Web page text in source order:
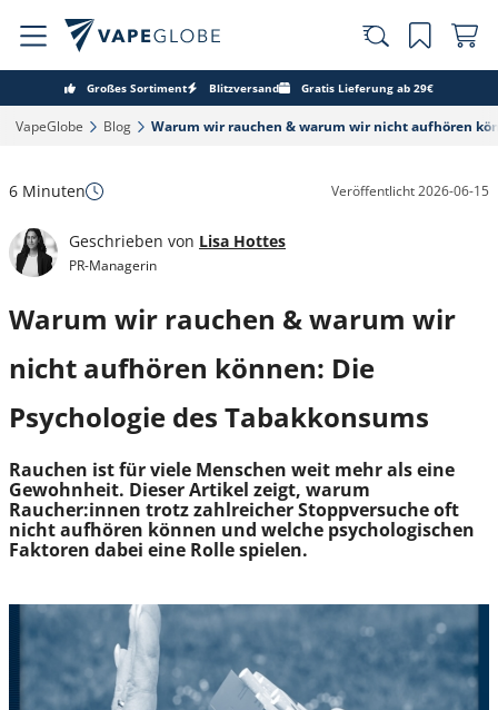
Großes Sortiment Blitzversand Gratis Lieferung ab 29€
VapeGlobe‎ Blog‎ Warum wir rauchen & warum wir nicht aufhören
6 Minuten Veröffentlicht2026-06-15
Geschrieben von Lisa Hottes
PR-Managerin
Warum wir rauchen & warum wir
nicht aufhören können: Die
Psychologie des Tabakkonsums
Rauchen ist für viele Menschen weit mehr als eine
Gewohnheit. Dieser Artikel zeigt, warum
Raucher:innen trotz zahlreicher Stoppversuche oft
nicht aufhören können und welche psychologischen
Faktoren dabei eine Rolle spielen.